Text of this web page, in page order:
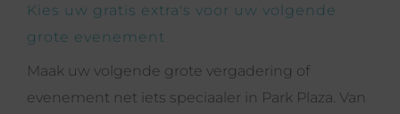
Kies uw gratis extra's voor uw volgende
grote evenement
Maak uw volgende grote vergadering of
evenement net iets speciaaler in Park Plaza. Van